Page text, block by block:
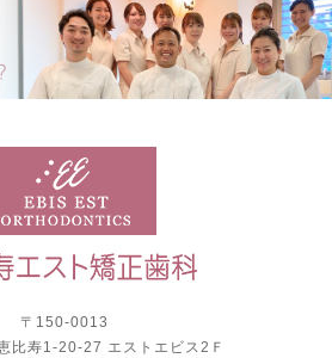
〒150-0013
比寿1-20-27 エストエビス2Ｆ